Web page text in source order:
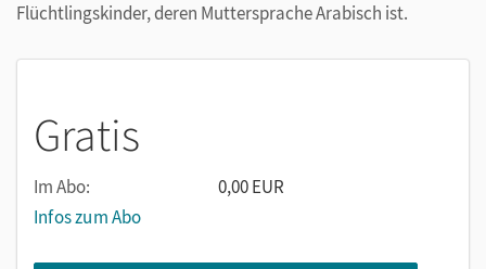
Flüchtlingskinder, deren Muttersprache Arabisch ist.
Gratis
Im Abo:
0,00 EUR
Infos zum Abo